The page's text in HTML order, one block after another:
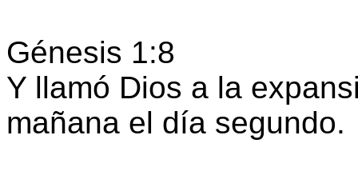
Génesis 1:8
Y llamó Dios a la
mañana el día segundo.